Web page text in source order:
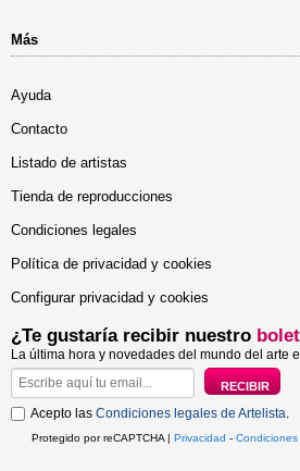
Más
Ayuda
Contacto
Listado de artistas
Tienda de reproducciones
Condiciones legales
Política de privacidad y cookies
Configurar privacidad y cookies
¿Te gustaría recibir nuestro
La última hora y novedades del mundo del arte
Acepto las Condiciones legales de Artelista
Protegido por reCAPTCHA | Privacidad - Condiciones